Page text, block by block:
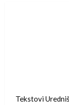
Tekstovi